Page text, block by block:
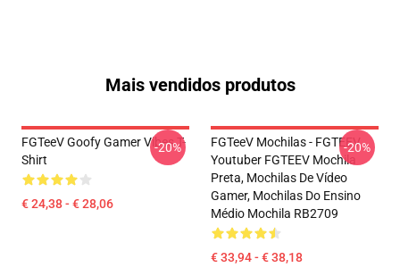
Mais vendidos produtos
FGTeeV Goofy Gamer Vibes T-
Shirt
€ 24,38 - € 28,06
-20%
FGTeeV Mochilas - FGTEEV.
Youtuber FGTEEV Mochila
Preta, Mochilas De Vídeo
Gamer, Mochilas Do Ensino
Médio Mochila RB2709
€ 33,94 - € 38,18
-20%